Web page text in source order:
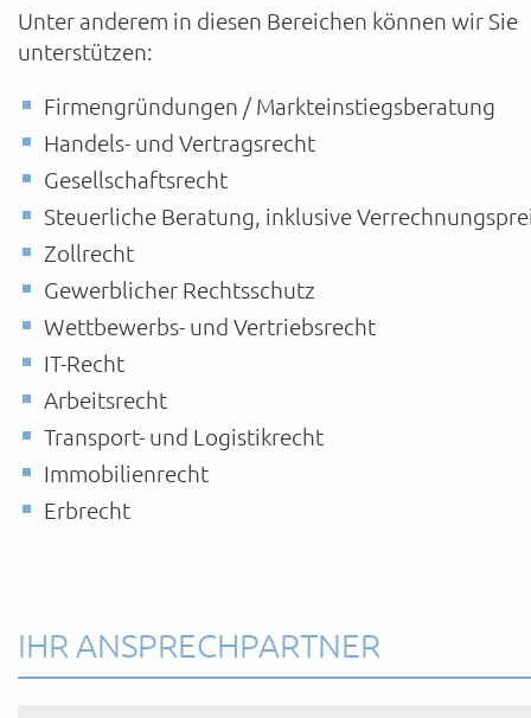
Unter anderem in diesen Bereichen können wir Sie
unterstützen:
Firmengründungen / Markteinstiegsberatung
Handels- und Vertragsrecht
Gesellschaftsrecht
Steuerliche Beratung, inklusive
Zollrecht
Gewerblicher Rechtsschutz
Wettbewerbs- und Vertriebsrecht
IT-Recht
Arbeitsrecht
Transport- und Logistikrecht
Immobilienrecht
Erbrecht
IHR ANSPRECHPARTNER